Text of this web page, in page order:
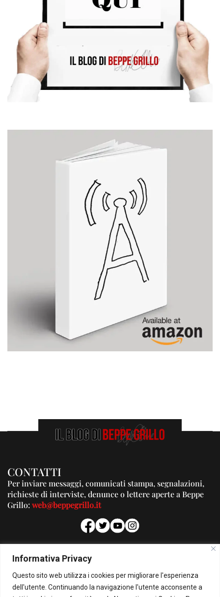
Informativa Privacy
Questo sito web utilizza i cookies per migliorare l'esperienza
dell'utente. Continuando la navigazione l'utente acconsente a
CONTATTI
Per inviare messaggi, comunicati stampa, segnalazioni,
richieste di interviste, denunce o lettere aperte a Beppe
Grillo:web@beppegrillo.it
PUBBLICITA'
Per la tua pubblicità su questo Blog:
pubblicita@beppegrillo.it